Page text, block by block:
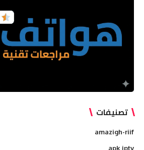
تصنيفات
amazigh-riif
apk iptv